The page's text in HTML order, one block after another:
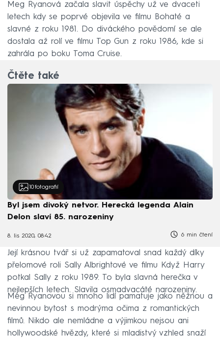
Meg Ryanová začala slavit úspěchy už ve dvaceti
letech kdy se poprvé objevila ve filmu Bohaté a
slavné z roku 1981. Do diváckého povědomí se ale
dostala až rolí ve filmu Top Gun z roku 1986, kde si
zahrála po boku Toma Cruise.
Čtěte také
10 fotografií
Byl jsem divoký netvor. Herecká legenda Alain
Delon slaví 85. narozeniny
8. lis 2020, 08:42 6 min čtení
Její krásnou tvář si už zapamatoval snad každý díky
přelomové roli Sally Albrightové ve filmu Když Harry
potkal Sally z roku 1989. To byla slavná herečka v
nejlepších letech. Slavila osmadvacáté narozeniny.
Meg Ryanovou si mnoho lidí pamatuje jako něžnou a
nevinnou bytost s modrýma očima z romantických
filmů. Nikdo ale nemládne a výjimkou nejsou ani
hollywoodské hvězdy, které si mladistvý vzhled snaží